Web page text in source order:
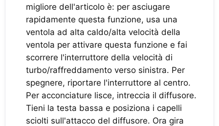
migliore dell'articolo è: per asciugare
rapidamente questa funzione, usa una
ventola ad alta caldo/alta velocità della
ventola per attivare questa funzione e fai
scorrere l'interruttore della velocità di
turbo/raffreddamento verso sinistra. Per
spegnere, riportare l'interruttore al centro.
Per acconciature lisce, intreccia il diffusore.
Tieni la testa bassa e posiziona i capelli
sciolti sull'attacco del diffusore. Ora gira